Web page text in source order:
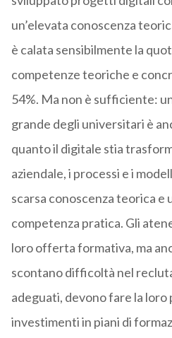
un’elevata conoscenza
è calata sensibilmente la
competenze teoriche e
54%. Ma non è sufficiente:
grande degli universitari è
quanto il digitale stia
aziendale, i processi e i
scarsa conoscenza teorica e
competenza pratica. Gli
loro offerta formativa, ma
scontano difficoltà nel
adeguati, devono fare la
investimenti in piani di